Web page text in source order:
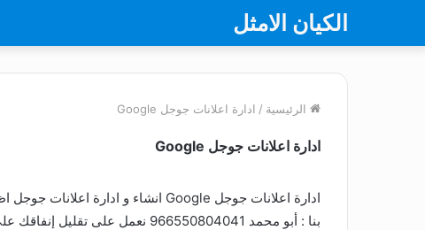
الكيان الامثل
الرئيسية / ادارة اعلانات جوجل Google
ادارة اعلانات جوجل Google